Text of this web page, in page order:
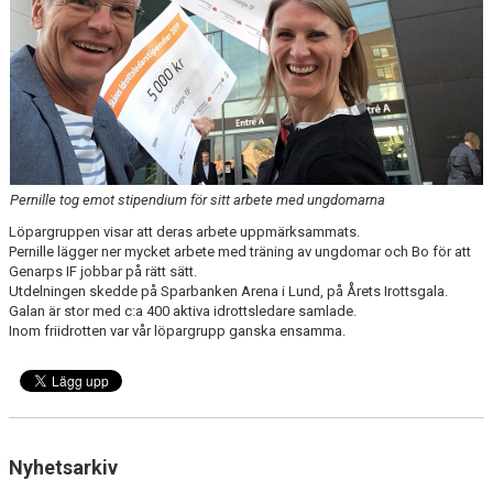
DOKUMENT
Pernille tog emot stipendium för sitt arbete med ungdomarna
Löpargruppen visar att deras arbete uppmärksammats.
Pernille lägger ner mycket arbete med träning av ungdomar och Bo för att
Genarps IF jobbar på rätt sätt.
Utdelningen skedde på Sparbanken Arena i Lund, på Årets Irottsgala.
Galan är stor med c:a 400 aktiva idrottsledare samlade.
Inom friidrotten var vår löpargrupp ganska ensamma.
Nyhetsarkiv